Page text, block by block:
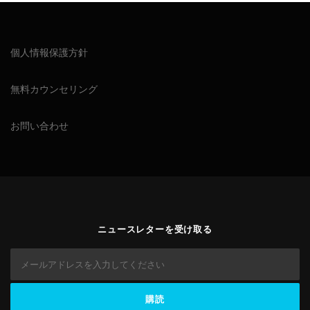
個人情報保護方針
無料カウンセリング
お問い合わせ
ニュースレターを受け取る